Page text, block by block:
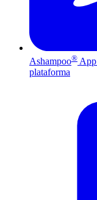
Ashampoo® App
plataforma